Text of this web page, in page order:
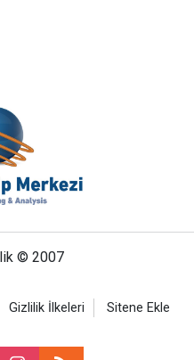
© 2007
Gizlilik İlkeleri Sitene Ekle